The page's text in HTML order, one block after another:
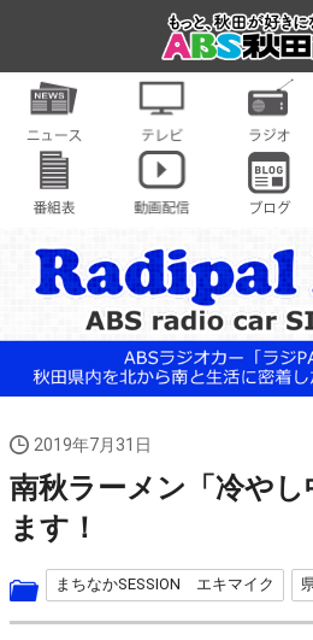
2019年7月31日
南秋ラーメン「冷やし
ます！
まちなかSESSION エキマイク